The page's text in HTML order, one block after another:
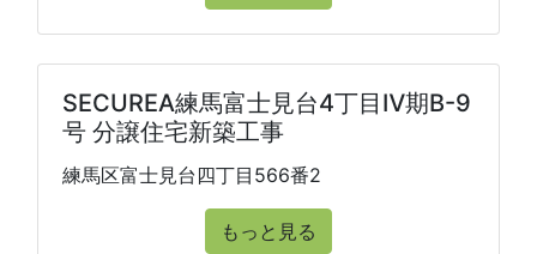
SECUREA練馬富士見台4丁目Ⅳ期B-9
号 分譲住宅新築工事
練馬区富士見台四丁目566番2
もっと見る